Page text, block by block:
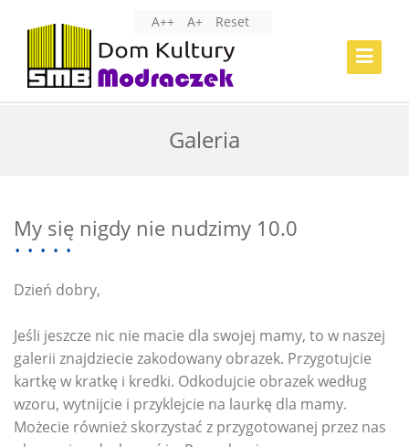
A++ A+ Reset
Toggle
Galeria
My się nigdy nie nudzimy 10.0
Dzień dobry,
Jeśli jeszcze nic nie macie dla swojej mamy, to w naszej
galerii znajdziecie zakodowany obrazek. Przygotujcie
kartkę w kratkę i kredki. Odkodujcie obrazek według
wzoru, wytnijcie i przyklejcie na laurkę dla mamy.
Możecie również skorzystać z przygotowanej przez nas